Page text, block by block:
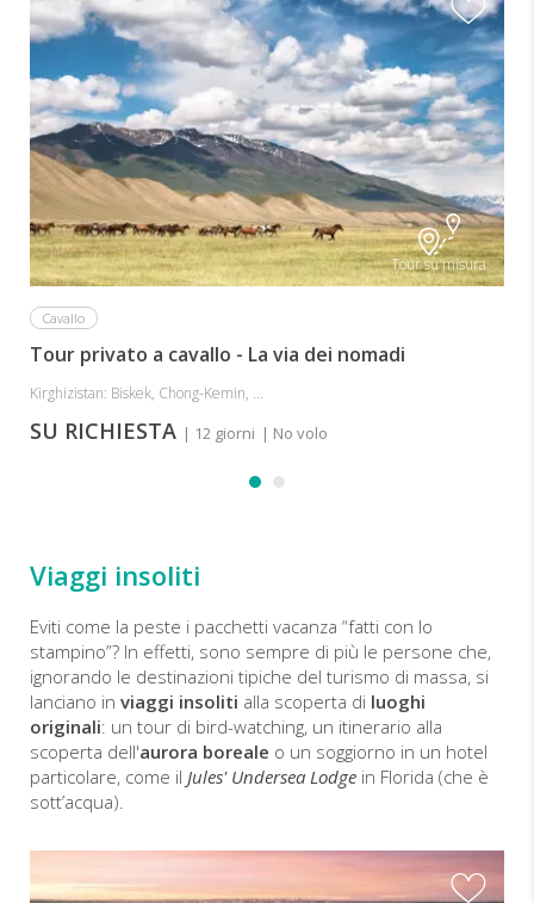
Tour su misura
Cavallo
Tour privato a cavallo - La via dei nomadi
Kirghizistan: Biskek, Chong-Kemin, ...
SU RICHIESTA | 12 giorni | No volo
Viaggi insoliti
Eviti come la peste i pacchetti vacanza “fatti con lo
stampino”? In effetti, sono sempre di più le persone che,
ignorando le destinazioni tipiche del turismo di massa, si
lanciano in viaggi insoliti alla scoperta di luoghi
originali: un tour di bird-watching, un itinerario alla
scoperta dell'aurora boreale o un soggiorno in un hotel
particolare, come il Jules' Undersea Lodge in Florida (che è
sott’acqua).